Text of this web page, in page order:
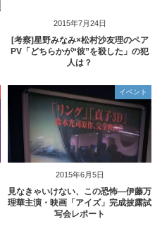
2015年7月24日
[考察]星野みなみ×松村沙友理のペア
PV「どちらかが“彼”を殺した」の犯
人は？
2015年6月5日
イベント
見なきゃいけない、この恐怖―伊藤万
理華主演・映画「アイズ」完成披露試
写会レポート